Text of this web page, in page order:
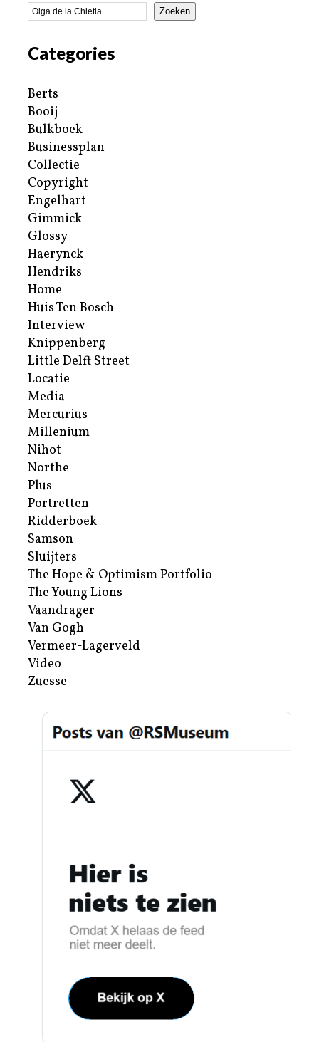
Zoeken
Categories
Berts
Booij
Bulkboek
Businessplan
Collectie
Copyright
Engelhart
Gimmick
Glossy
Haerynck
Hendriks
Home
Huis Ten Bosch
Interview
Knippenberg
Little Delft Street
Locatie
Media
Mercurius
Millenium
Nihot
Northe
Plus
Portretten
Ridderboek
Samson
Sluijters
The Hope & Optimism Portfolio
The Young Lions
Vaandrager
Van Gogh
Vermeer-Lagerveld
Video
Zuesse